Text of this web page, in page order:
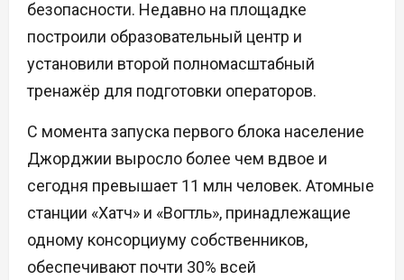
безопасности. Недавно на площадке
построили образовательный центр и
установили второй полномасштабный
тренажёр для подготовки операторов.
С момента запуска первого блока население
Джорджии выросло более чем вдвое и
сегодня превышает 11 млн человек. Атомные
станции «Хатч» и «Вогтль», принадлежащие
одному консорциуму собственников,
обеспечивают почти 30% всей